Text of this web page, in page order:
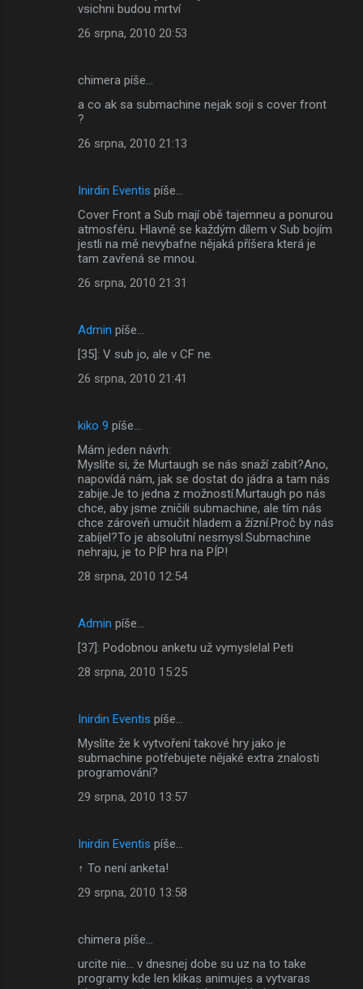
vsichni budou mrtví
26 srpna, 2010 20:53
chimera píše…
a co ak sa submachine nejak soji s cover front
?
26 srpna, 2010 21:13
Inirdin Eventis píše…
Cover Front a Sub mají obě tajemneu a ponurou
atmosféru. Hlavně se každým dílem v Sub bojím
jestli na mě nevybafne nějaká příšera která je
tam zavřená se mnou.
26 srpna, 2010 21:31
Admin píše…
[35]: V sub jo, ale v CF ne.
26 srpna, 2010 21:41
kiko 9 píše…
Mám jeden návrh:
Myslíte si, že Murtaugh se nás snaží zabít?Ano,
napovídá nám, jak se dostat do jádra a tam nás
zabije.Je to jedna z možností.Murtaugh po nás
chce, aby jsme zničili submachine, ale tím nás
chce zároveň umučit hladem a žízní.Proč by nás
zabíjel?To je absolutní nesmysl.Submachine
nehraju, je to PÍP hra na PÍP!
28 srpna, 2010 12:54
Admin píše…
[37]: Podobnou anketu už vymyslelal Peti
28 srpna, 2010 15:25
Inirdin Eventis píše…
Myslíte že k vytvoření takové hry jako je
submachine potřebujete nějaké extra znalosti
programování?
29 srpna, 2010 13:57
Inirdin Eventis píše…
↑ To není anketa!
29 srpna, 2010 13:58
chimera píše…
urcite nie... v dnesnej dobe su uz na to take
programy kde len klikas animujes a vytvaras